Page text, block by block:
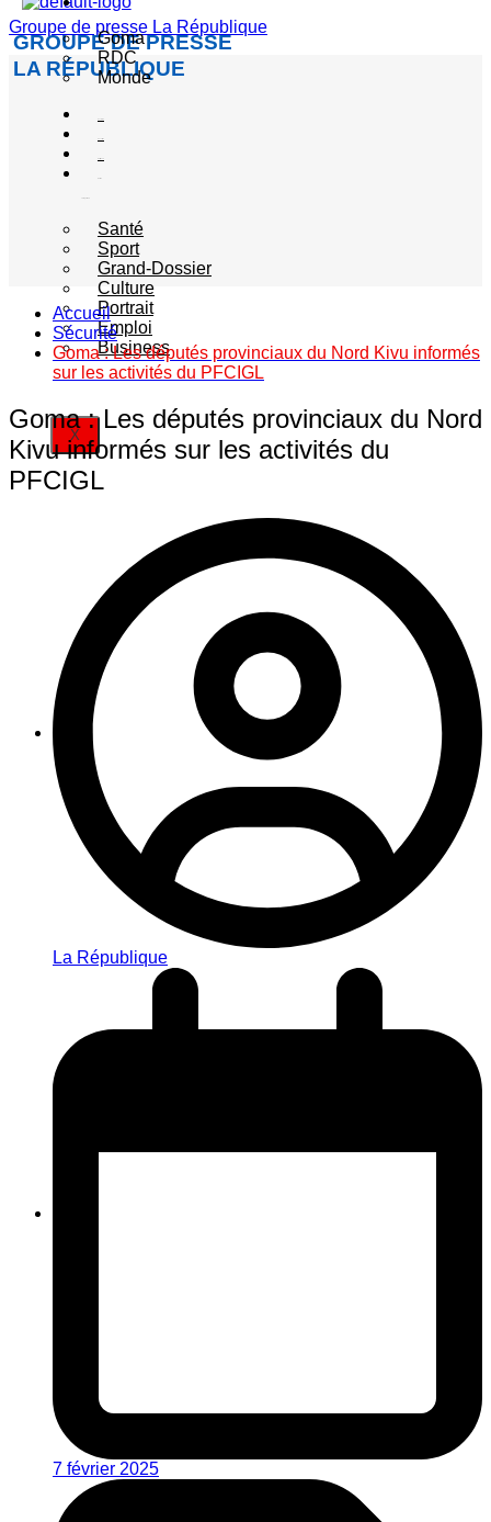
Groupe de presse La République
GROUPE DE PRESSE
LA RÉPUBLIQUE
Goma
RDC
Monde
Santé
Sport
Grand-Dossier
Culture
Portrait
Emploi
Business
X
Accueil
Sécurité
Goma : Les députés provinciaux du Nord Kivu informés
sur les activités du PFCIGL
Goma : Les députés provinciaux du Nord
Kivu informés sur les activités du
PFCIGL
La République
7 février 2025